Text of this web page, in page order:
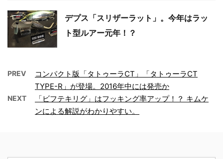
デプス「スリザーラット」。今年はラッ
ト型ルアー元年！？
PREV
コンパクト版「タトゥーラCT」「タトゥーラCT
TYPE-R」が登場。2016年中には発売か
NEXT
「ビフテキリグ」はフッキング率アップ！？ キムケ
ンによる解説がわかりやすい。